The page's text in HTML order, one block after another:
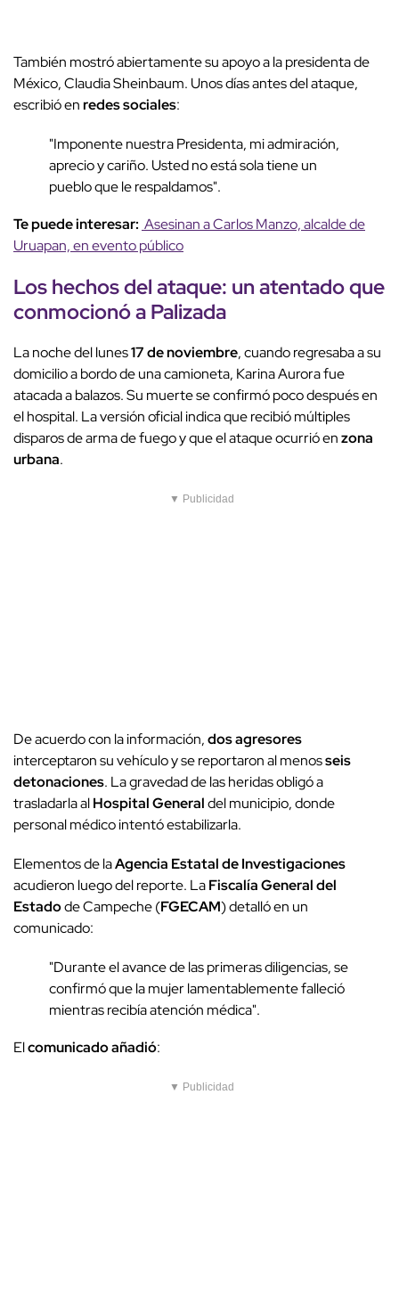
También mostró abiertamente su apoyo a la presidenta de
México, Claudia Sheinbaum. Unos días antes del ataque,
escribió enredes sociales:
"Imponente nuestra Presidenta, mi admiración,
aprecio y cariño. Usted no está sola tiene un
pueblo que le respaldamos".
Te puede interesar: Asesinan a Carlos Manzo, alcalde de
Uruapan, en evento público
Los hechos del ataque: un atentado que
conmocionó a Palizada
La noche del lunes17 de noviembre, cuando regresaba a su
domicilio a bordo de una camioneta, Karina Aurora fue
atacada a balazos. Su muerte se confirmó poco después en
el hospital. La versión oficial indica que recibió múltiples
disparos de arma de fuego y que el ataque ocurrió enzona
urbana.
▼ Publicidad
De acuerdo con la información,dos agresores
interceptaron su vehículo y se reportaron al menosseis
detonaciones. La gravedad de las heridas obligó a
trasladarla alHospital Generaldel municipio, donde
personal médico intentó estabilizarla.
Elementos de laAgencia Estatal de Investigaciones
acudieron luego del reporte. LaFiscalía General del
Estadode Campeche (FGECAM) detalló en un
comunicado:
"Durante el avance de las primeras diligencias, se
confirmó que la mujer lamentablemente falleció
mientras recibía atención médica".
Elcomunicado añadió:
▼ Publicidad